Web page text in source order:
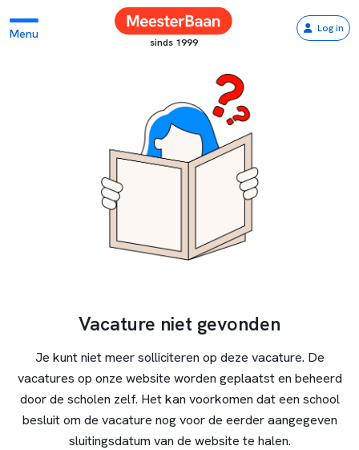
Menu
sinds 1999
Log in
Vacature niet gevonden
Je kunt niet meer solliciteren op deze vacature. De
vacatures op onze website worden geplaatst en beheerd
door de scholen zelf. Het kan voorkomen dat een school
besluit om de vacature nog voor de eerder aangegeven
sluitingsdatum van de website te halen.